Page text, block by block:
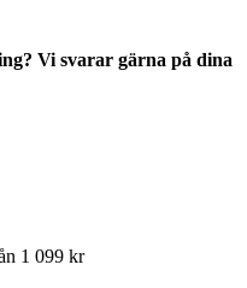
Vi svarar gärna på dina
1 099 kr